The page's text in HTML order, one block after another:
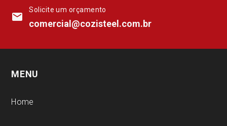
mail
Solicite um orçamento
comercial@cozisteel.com.br
MENU
Home